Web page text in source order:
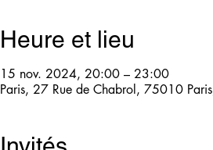
Heure et lieu
15 nov. 2024, 20:00 – 23:00
Paris, 27 Rue de Chabrol, 75010